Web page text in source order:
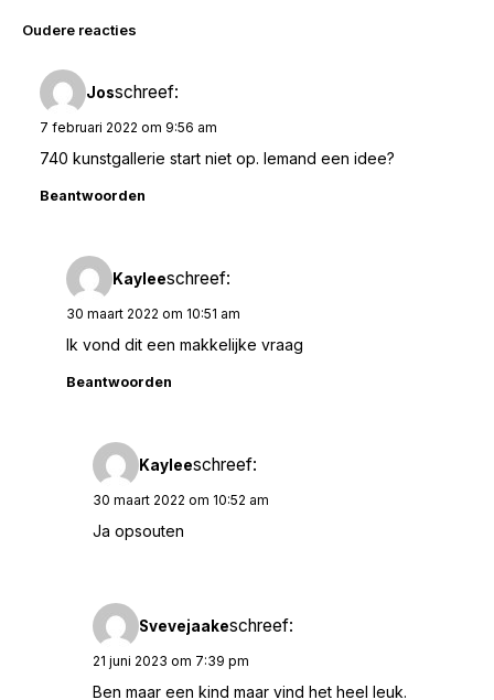
Reacties
navigatie
Oudere reacties
Josschreef:
7 februari 2022 om 9:56 am
740 kunstgallerie start niet op. Iemand een idee?
Beantwoorden
Kayleeschreef:
30 maart 2022 om 10:51 am
Ik vond dit een makkelijke vraag
Beantwoorden
Kayleeschreef:
30 maart 2022 om 10:52 am
Ja opsouten
Svevejaakeschreef:
21 juni 2023 om 7:39 pm
Ben maar een kind maar vind het heel leuk.